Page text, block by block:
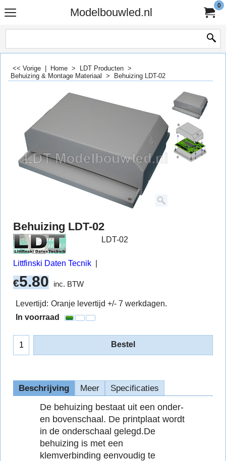
Modelbouwled.nl
0
<< Vorige Home > LDT Producten >
Behuizing & Montage Materiaal
> Behuizing LDT-02
Behuizing LDT-02
Littfinski Daten Tecnik
LDT-02
€5.80 inc. BTW
Levertijd: Oranje levertijd +/- 7 werkdagen.
In voorraad
Bestel
Beschrijving Meer Specificaties
De behuizing bestaat uit een onder-
en bovenschaal. De printplaat wordt
in de onderschaal gelegd.De
behuizing is met een
klemverbinding eenvoudig te